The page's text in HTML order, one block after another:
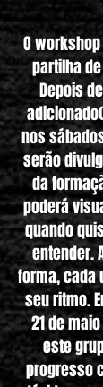
O
partilha
Depois
nos
serão
da
poderá
quando
entender.
forma, cada
seu ritmo.
21 de
este
progresso